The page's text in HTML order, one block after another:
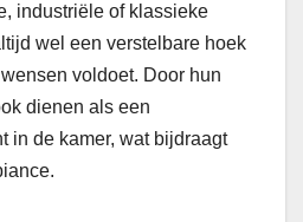
industriële of klassieke
wel een verstelbare hoek
voldoet. Door hun
dienen als een
in de kamer, wat bijdraagt